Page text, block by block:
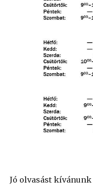
Jó olvasást